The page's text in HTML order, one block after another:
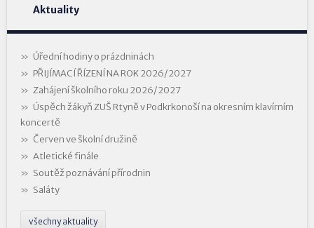
Aktuality
Úřední hodiny o prázdninách
PŘIJÍMACÍ ŘÍZENÍ NA ROK 2026/2027
Zahájení školního roku 2026/2027
Úspěch žákyň ZUŠ Rtyně v Podkrkonoší na okresním klavírním
koncertě
Červen ve školní družině
Atletické finále
Soutěž poznávání přírodnin
Saláty
všechny aktuality